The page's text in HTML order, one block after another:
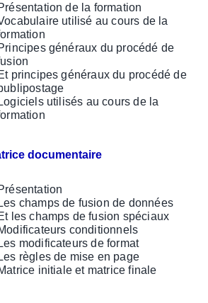
de la formation
utilisé au cours de la
généraux du procédé de
principes généraux du procédé de
Logiciels utilisés au cours de la
documentaire
Les champs de fusion de données
les champs de fusion spéciaux
conditionnels
Les modificateurs de format
Les règles de mise en page
initiale et matrice finale